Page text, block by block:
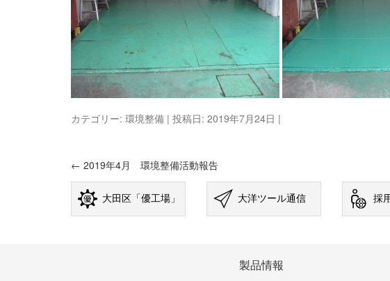
カテゴリー: 環境整備 | 投稿日: 2019年7月24日 |
投稿ナビゲーション
← 2019年4月 環境整備活動報告
大田区「優工場」 大洋ツール通信 採
製品情報